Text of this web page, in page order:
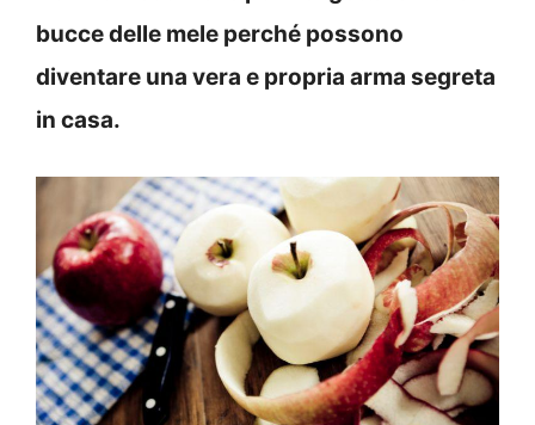
bucce delle mele perché possono
diventare una vera e propria arma segreta
in casa.